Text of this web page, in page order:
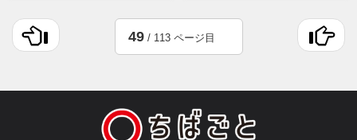
49/ 113 ページ目